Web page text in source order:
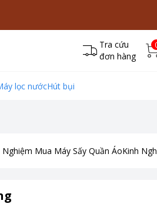
Tra cứu
đơn hàng
lọc nướcHút bụi
Nghiệm Mua Máy Sấy Quần ÁoKinh